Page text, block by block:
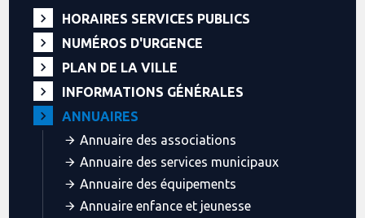
HORAIRES SERVICES PUBLICS
NUMÉROS D'URGENCE
PLAN DE LA VILLE
INFORMATIONS GÉNÉRALES
ANNUAIRES
Annuaire des associations
Annuaire des services municipaux
Annuaire des équipements
Annuaire enfance et jeunesse